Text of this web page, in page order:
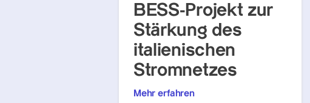
BESS-Projekt zur
Stärkung des
italienischen
Stromnetzes
Mehr erfahren